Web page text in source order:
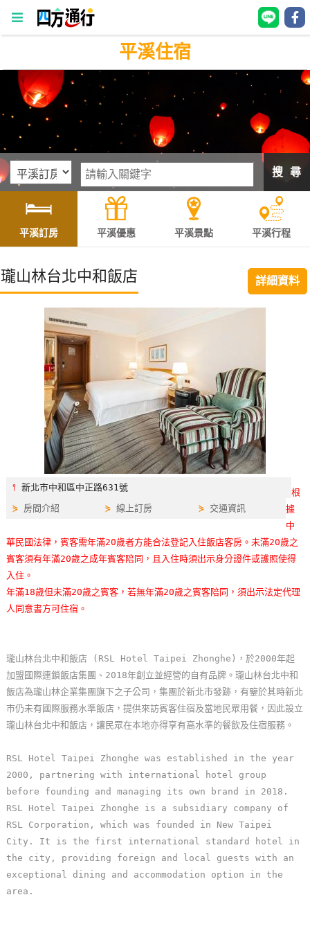
四
方
通
訂
房
灣
訂
房
HOT
紅
帶
你
玩
樂
地
圖
顧
顧
客
滿
意
度
平溪住宿
搜 尋
平溪訂房 平溪優惠 平溪景點 平溪行程
瓏山林台北中和飯店 詳細資料
⫯新北市中和區中正路631號
⋟ 房間介紹 ⋟線上訂房 ⋟ 交通資訊
根
據
中
華民國法律，賓客需年滿20歲者方能合法登記入住飯店客房。未滿20歲之
賓客須有年滿20歲之成年賓客陪同，且入住時須出示身分證件或護照使得
入住。
年滿18歲但未滿20歲之賓客，若無年滿20歲之賓客陪同，須出示法定代理
人同意書方可住宿。
瓏山林台北中和飯店 (RSL Hotel Taipei Zhonghe)，於2000年起
加盟國際連鎖飯店集團、2018年創立並經營的自有品牌。瓏山林台北中和
飯店為瓏山林企業集團旗下之子公司，集團於新北市發跡，有鑒於其時新北
市仍未有國際服務水準飯店，提供來訪賓客住宿及當地民眾用餐，因此設立
瓏山林台北中和飯店，讓民眾在本地亦得享有高水準的餐飲及住宿服務。
RSL Hotel Taipei Zhonghe was established in the year
2000, partnering with international hotel group
before founding and managing its own brand in 2018.
RSL Hotel Taipei Zhonghe is a subsidiary company of
RSL Corporation, which was founded in New Taipei
City. It is the first international standard hotel in
the city, providing foreign and local guests with an
exceptional dining and accommodation option in the
area.